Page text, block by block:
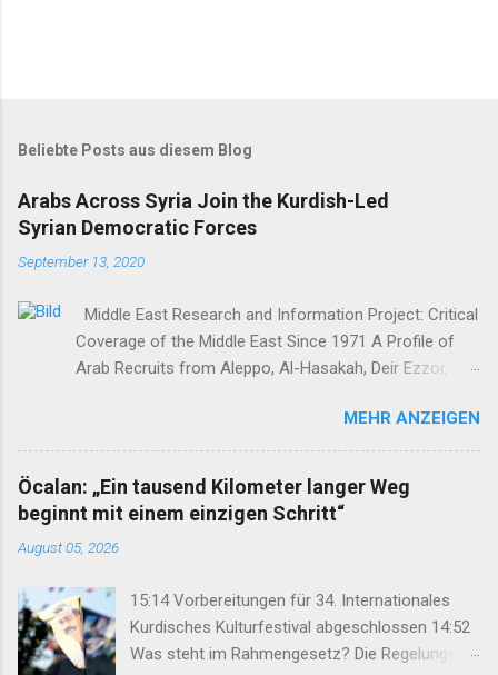
Beliebte Posts aus diesem Blog
Arabs Across Syria Join the Kurdish-Led
Syrian Democratic Forces
September 13, 2020
Middle East Research and Information Project: Critical
Coverage of the Middle East Since 1971 A Profile of
Arab Recruits from Aleppo, Al-Hasakah, Deir Ezzor,
Austin Holmes In: 295 (Summer 2020) I n 2012, as the
so-called Arab Spring protests in Damascus and
elsewhere in Syria descended into a brutal civil war,
President Bashar al-Asad withdrew his forces from
northern Syria to turn their guns on rebels in the south.
Into the vacuum stepped the Democratic Union Party
wing, the People’s Protection Units (Yekîneyên
Parastina Gel, or YPG)—which set up a rudimentary
Autonomous Administration in three cantons: Afrin,
MEHR ANZEIGEN
Öcalan: „Ein tausend Kilometer langer Weg
beginnt mit einem einzigen Schritt“
August 05, 2026
15:14 Vorbereitungen für 34. Internationales
Kurdisches Kulturfestival abgeschlossen 14:52
Was steht im Rahmengesetz? Die Regelungen